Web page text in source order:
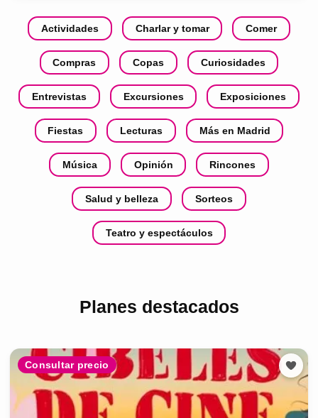
Actividades Charlar y tomar Comer
Compras Copas Curiosidades
Entrevistas Excursiones Exposiciones
Fiestas Lecturas Más en Madrid
Música Opinión Rincones
Salud y belleza Sorteos
Teatro y espectáculos
Planes destacados
Consultar precio